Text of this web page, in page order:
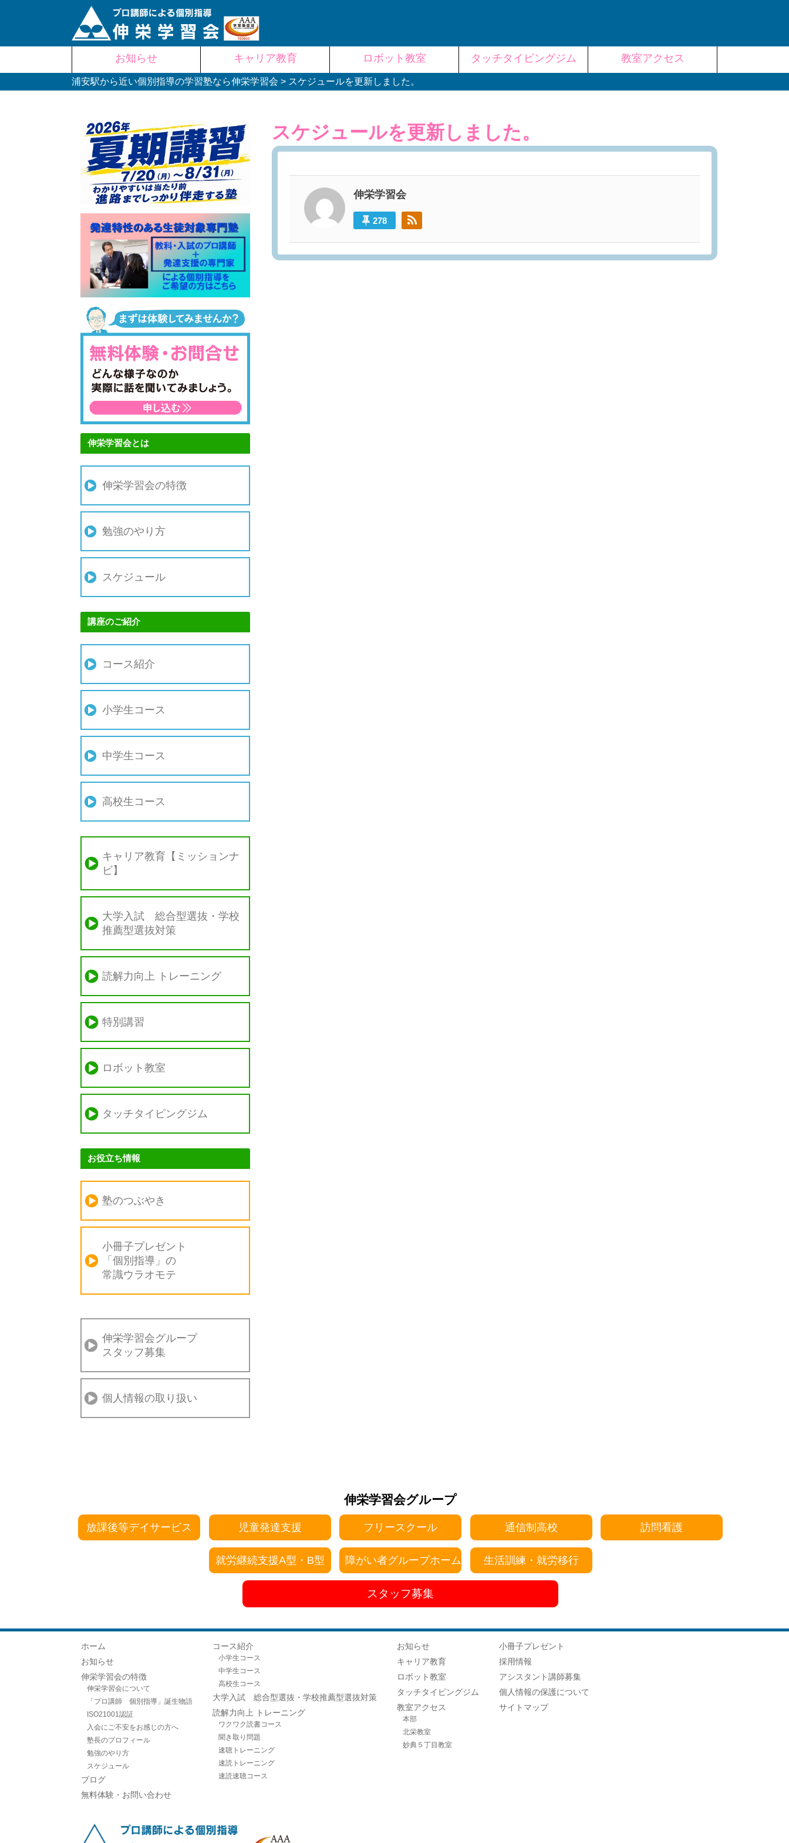
content
お知らせ キャリア教育 ロボット教室 タッチタイピングジム 教室アクセス
浦安駅から近い個別指導の学習塾なら伸栄学習会 > スケジュールを更新しました。
スケジュールを更新しました。
伸栄学習会
278
伸栄学習会とは
伸栄学習会の特徴
勉強のやり方
スケジュール
講座のご紹介
コース紹介
小学生コース
中学生コース
高校生コース
キャリア教育【ミッションナ
ビ】
大学入試 総合型選抜・学校
推薦型選抜対策
読解力向上 トレーニング
特別講習
ロボット教室
タッチタイピングジム
お役立ち情報
塾のつぶやき
小冊子プレゼント
「個別指導」の
常識ウラオモテ
伸栄学習会グループ
スタッフ募集
個人情報の取り扱い
伸栄学習会グループ
放課後等デイサービス 児童発達支援 フリースクール 通信制高校 訪問看護
就労継続支援A型・B型 障がい者グループホーム 生活訓練・就労移行
スタッフ募集
ホーム
お知らせ
伸栄学習会の特徴
伸栄学習会について
「プロ講師 個別指導」誕生物語
ISO21001認証
入会にご不安をお感じの方へ
塾長のプロフィール
勉強のやり方
スケジュール
ブログ
無料体験・お問い合わせ
コース紹介
小学生コース
中学生コース
高校生コース
大学入試 総合型選抜・学校推薦型選抜対策
読解力向上 トレーニング
ワクワク読書コース
聞き取り問題
速聴トレーニング
速読トレーニング
速読速聴コース
お知らせ
キャリア教育
ロボット教室
タッチタイピングジム
教室アクセス
本部
北栄教室
妙典５丁目教室
小冊子プレゼント
採用情報
アシスタント講師募集
個人情報の保護について
サイトマップ